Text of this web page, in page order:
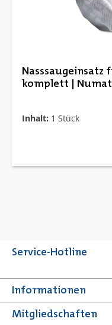
Nasssaugeinsatz
komplett |
Inhalt: 1 Stück
Service-Hotline
Mitgliedschaften
Informationen